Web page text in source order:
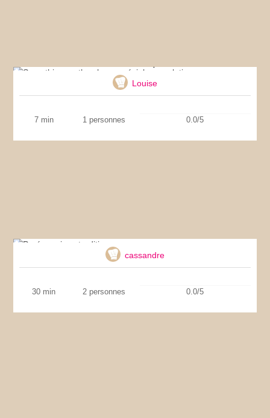
Louise
7 min 1 personnes 0.0/5
cassandre
30 min 2 personnes 0.0/5